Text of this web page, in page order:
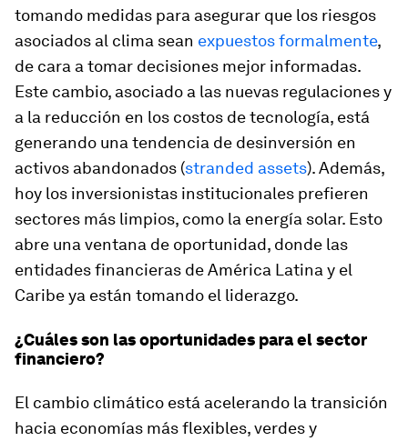
tomando medidas para asegurar que los riesgos
asociados al clima sean expuestos formalmente,
de cara a tomar decisiones mejor informadas.
Este cambio, asociado a las nuevas regulaciones y
a la reducción en los costos de tecnología, está
generando una tendencia de desinversión en
activos abandonados (stranded assets). Además,
hoy los inversionistas institucionales prefieren
sectores más limpios, como la energía solar. Esto
abre una ventana de oportunidad, donde las
entidades financieras de América Latina y el
Caribe ya están tomando el liderazgo.
¿Cuáles son las oportunidades para el sector
financiero?
El cambio climático está acelerando la transición
hacia economías más flexibles, verdes y